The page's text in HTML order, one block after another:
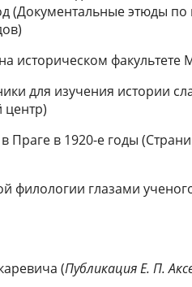
(Документальные этюды по
историческом факультете
для изучения истории
центр)
Праге в 1920-е годы
филологии глазами
(Публикация Е. П.